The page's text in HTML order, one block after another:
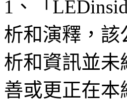
1、「
析和演釋，
析和資訊並
善或更正在